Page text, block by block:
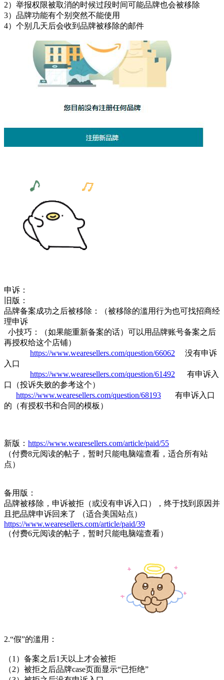
2）举报权限被取消的时候过段时间可能品牌也会被移除
3）品牌功能有个别突然不能使用
4）个别几天后会收到品牌被移除的邮件
申诉：
旧版：
品牌备案成功之后被移除：（被移除的滥用行为也可找招商经
理申诉
小技巧：（如果能重新备案的话）可以用品牌账号备案之后
再授权给这个店铺）
https://www.wearesellers.com/question/66062 没有申诉
入口
https://www.wearesellers.com/question/61492 有申诉入
口（投诉失败的参考这个）
https://www.wearesellers.com/question/68193 有申诉入口
的（有授权书和合同的模板）
新版： https://www.wearesellers.com/article/paid/55
（付费8元阅读的帖子，暂时只能电脑端查看，适合所有站
点）
备用版：
品牌被移除，申诉被拒（或没有申诉入口），终于找到原因并
且把品牌申诉回来了 （适合美国站点）
https://www.wearesellers.com/article/paid/39
（付费6元阅读的帖子，暂时只能电脑端查看）
2.“假”的滥用：
（1）备案之后1天以上才会被拒
（2）被拒之后品牌case页面显示“已拒绝”